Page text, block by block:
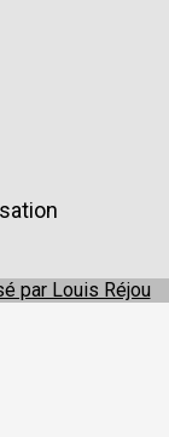
par Louis Réjou